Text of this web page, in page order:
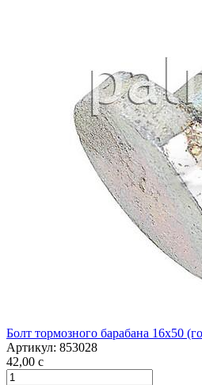
Болт тормозного барабана 16х50
Артикул: 853028
42,00 c